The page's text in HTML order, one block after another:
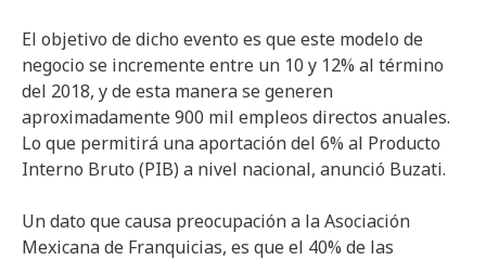
El objetivo de dicho evento es que este modelo de
negocio se incremente entre un 10 y 12% al término
del 2018, y de esta manera se generen
aproximadamente 900 mil empleos directos anuales.
Lo que permitirá una aportación del 6% al Producto
Interno Bruto (PIB) a nivel nacional, anunció Buzati.
Un dato que causa preocupación a la Asociación
Mexicana de Franquicias, es que el 40% de las